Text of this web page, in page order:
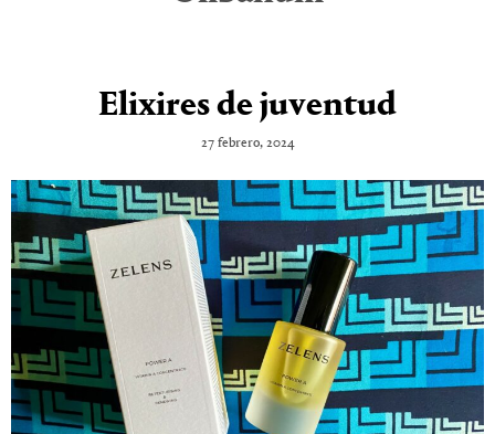
Elixires de juventud
27 febrero, 2024